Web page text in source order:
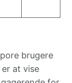
brugere
at vise